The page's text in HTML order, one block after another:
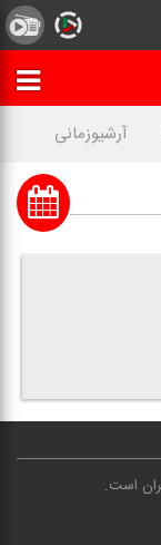
آرشیوزمانی
است.